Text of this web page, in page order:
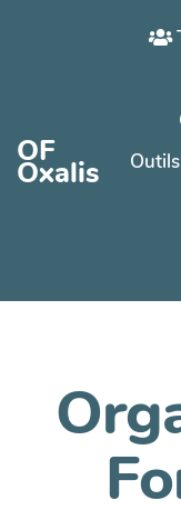
Aller au contenu
OF
Oxalis